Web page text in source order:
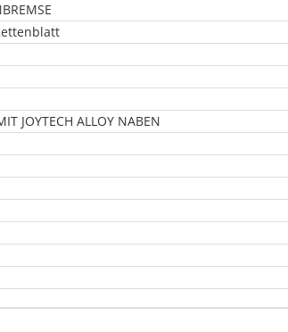
JOYTECH ALLOY NABEN